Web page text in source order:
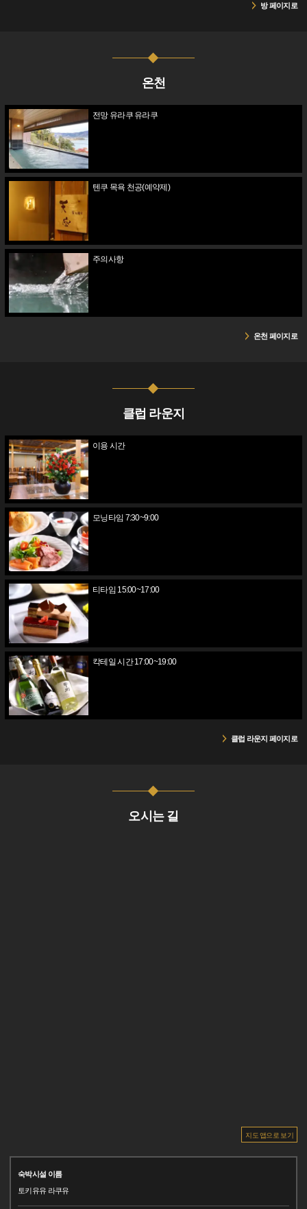
방 페이지로
온천
전망 유라쿠 유라쿠
텐쿠 목욕 천공(예약제)
주의사항
온천 페이지로
클럽 라운지
이용 시간
모닝타임 7:30~9:00
티타임 15:00~17:00
칵테일 시간 17:00~19:00
클럽 라운지 페이지로
오시는 길
지도 앱으로 보기
숙박시설 이름
토키유유 라쿠유